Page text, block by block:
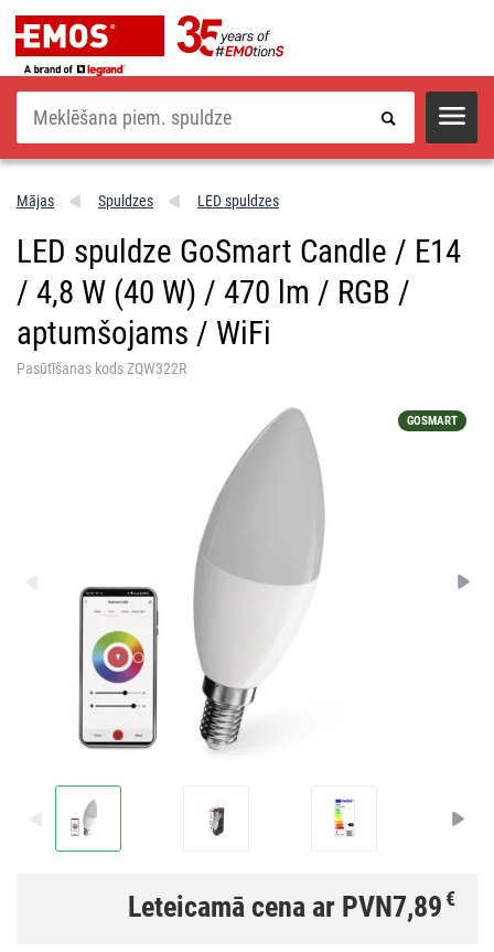
Meklēšana
Mājas Spuldzes LED spuldzes
LED spuldze GoSmart Candle / E14
/ 4,8 W (40 W) / 470 lm / RGB /
aptumšojams / WiFi
Pasūtīšanas kods ZQW322R
GOSMART
Leteicamā cena ar PVN7,89€